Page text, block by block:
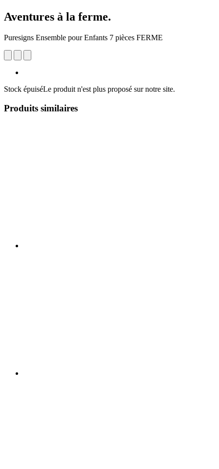
Aventures à la ferme.
Puresigns Ensemble pour Enfants 7 pièces FERME
Stock épuiséLe produit n'est plus proposé sur notre site.
Produits similaires